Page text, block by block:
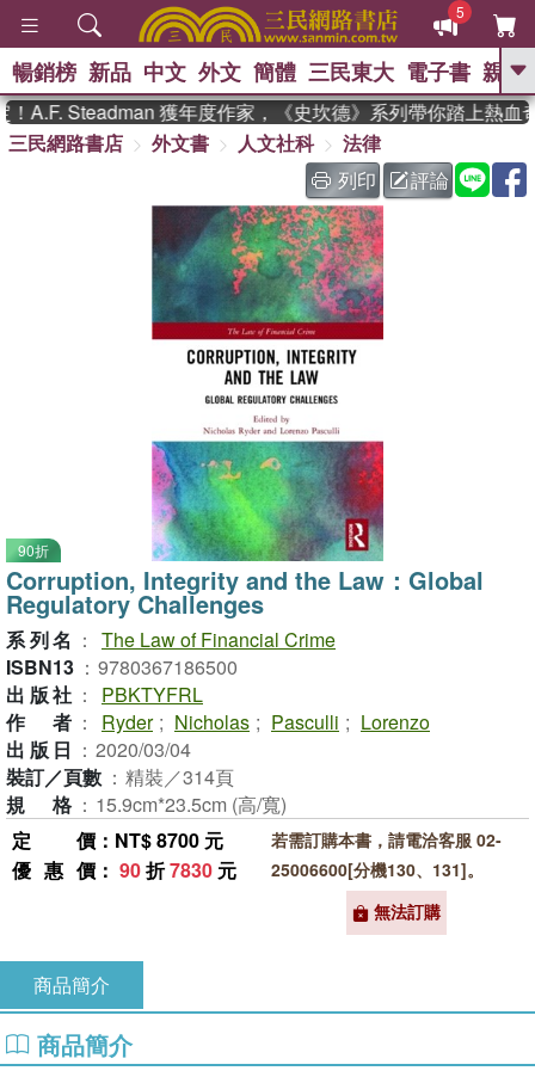
5
GO
熱搜： 東野圭吾 、
The Odyssey 、 父親節 、 如果歷
史是一群喵 、 暑期推薦 、 國際布克
獎 臺灣漫遊錄 、 方念華
登輝時代 、 數學女孩：黎曼猜想
偉大的迷走神經
暢銷榜 新品 中文 外文 簡體 三民東大 電子書 親子
A.F. Steadman 獲年度作家，《史坎德》系列帶你踏上熱血奇
三民網路書店
外文書 人文社科
法律
列印
評論
90折
Corruption, Integrity and the Law：Global
Regulatory Challenges
系列名 ： The Law of Financial Crime
ISBN13 ： 9780367186500
出版社 ：
PBKTYFRL
作者 ： Ryder ; Nicholas ; Pasculli ; Lorenzo
出版日 ： 2020/03/04
裝訂／頁數 ： 精裝／314頁
規格 ： 15.9cm*23.5cm (高/寬)
定價 ：NT$ 8700 元
優惠價 ： 90折7830 元
若需訂購本書，請電洽客服 02-
25006600[分機130、131]。
無法訂購
商品簡介
商品簡介